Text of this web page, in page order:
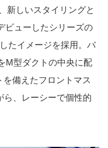
新しいスタイリングと
ビューしたシリーズの
たイメージを採用。バ
M型ダクトの中央に配
備えたフロントマス
ら、レーシーで個性的